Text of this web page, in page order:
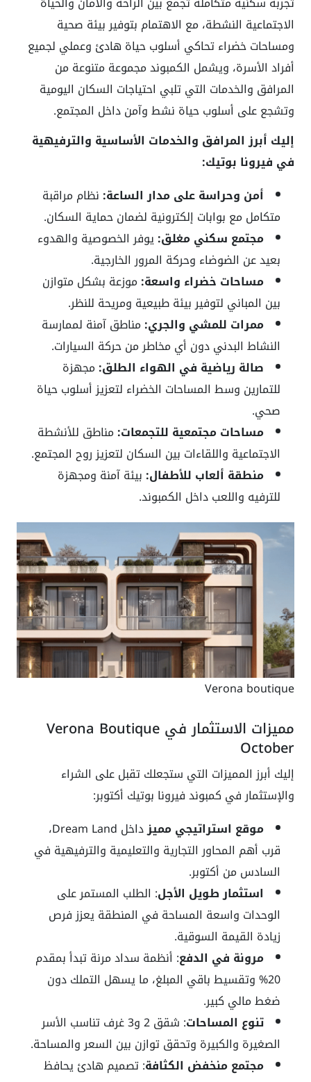
الاجتماعية النشطة، مع الاهتمام بتوفير بيئة صحية
ومساحات خضراء تحاكي أسلوب حياة هادئ وعملي لجميع
أفراد الأسرة، ويشمل الكمبوند مجموعة متنوعة من
المرافق والخدمات التي تلبي احتياجات السكان اليومية
وتشجع على أسلوب حياة نشط وآمن داخل المجتمع.
إليك أبرز المرافق والخدمات الأساسية والترفيهية
في فيرونا بوتيك:
أمن وحراسة على مدار الساعة: نظام مراقبة
متكامل مع بوابات إلكترونية لضمان حماية السكان.
مجتمع سكني مغلق:يوفر الخصوصية والهدوء
بعيد عن الضوضاء وحركة المرور الخارجية.
مساحات خضراء واسعة: موزعة بشكل متوازن
بين المباني لتوفير بيئة طبيعية ومريحة للنظر.
ممرات للمشي والجري: مناطق آمنة لممارسة
النشاط البدني دون أي مخاطر من حركة السيارات.
صالة رياضية في الهواء الطلق: مجهزة
للتمارين وسط المساحات الخضراء لتعزيز أسلوب حياة
صحي.
مساحات مجتمعية للتجمعات: مناطق للأنشطة
الاجتماعية واللقاءات بين السكان لتعزيز روح المجتمع.
منطقة ألعاب للأطفال: بيئة آمنة ومجهزة
للترفيه واللعب داخل الكمبوند.
Verona boutique
مميزات الاستثمار في Verona Boutique
October
إليك أبرز المميزات التي ستجعلك تقبل على الشراء
والإستثمار في كمبوند فيرونا بوتيك أكتوبر:
موقع استراتيجي مميز
داخل Dream Land،
قرب أهم المحاور التجارية والتعليمية والترفيهية في
السادس من أكتوبر.
استثمار طويل الأجل: الطلب المستمر على
الوحدات واسعة المساحة في المنطقة يعزز فرص
زيادة القيمة السوقية.
مرونة في الدفع: أنظمة سداد مرنة تبدأ بمقدم
20% وتقسيط باقي المبلغ، ما يسهل التملك دون
ضغط مالي كبير.
تنوع المساحات
: شقق 2 و3 غرف تناسب الأسر
الصغيرة والكبيرة وتحقق توازن بين السعر والمساحة.
مجتمع منخفض الكثافة: تصميم هادئ يحافظ